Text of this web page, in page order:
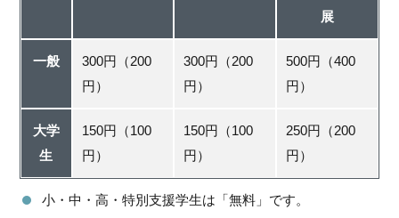
展
一般
300円（200
円）
300円（200
円）
500円（400
円）
大学
生
150円（100
円）
150円（100
円）
250円（200
円）
小・中・高・特別支援学生は「無料」です。